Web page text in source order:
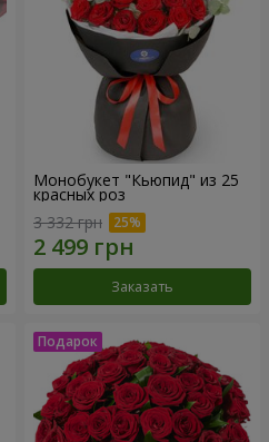
Монобукет "Кьюпид" из 25
красных роз
3 332 грн
Заказать